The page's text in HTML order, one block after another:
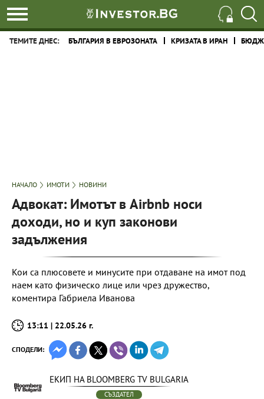
ТЕМИТЕ ДНЕС: БЪЛГАРИЯ В ЕВРОЗОНАТА КРИЗАТА В ИРАН
НАЧАЛО ИМОТИ НОВИНИ
Адвокат: Имотът в Airbnb носи
доходи, но и куп законови
задължения
Кои са плюсовете и минусите при отдаване на имот под
наем като физическо лице или чрез дружество,
коментира Габриела Иванова
13:11 | 22.05.26 г.
СПОДЕЛИ:
ЕКИП НА BLOOMBERG TV BULGARIA
СЪЗДАТЕЛ